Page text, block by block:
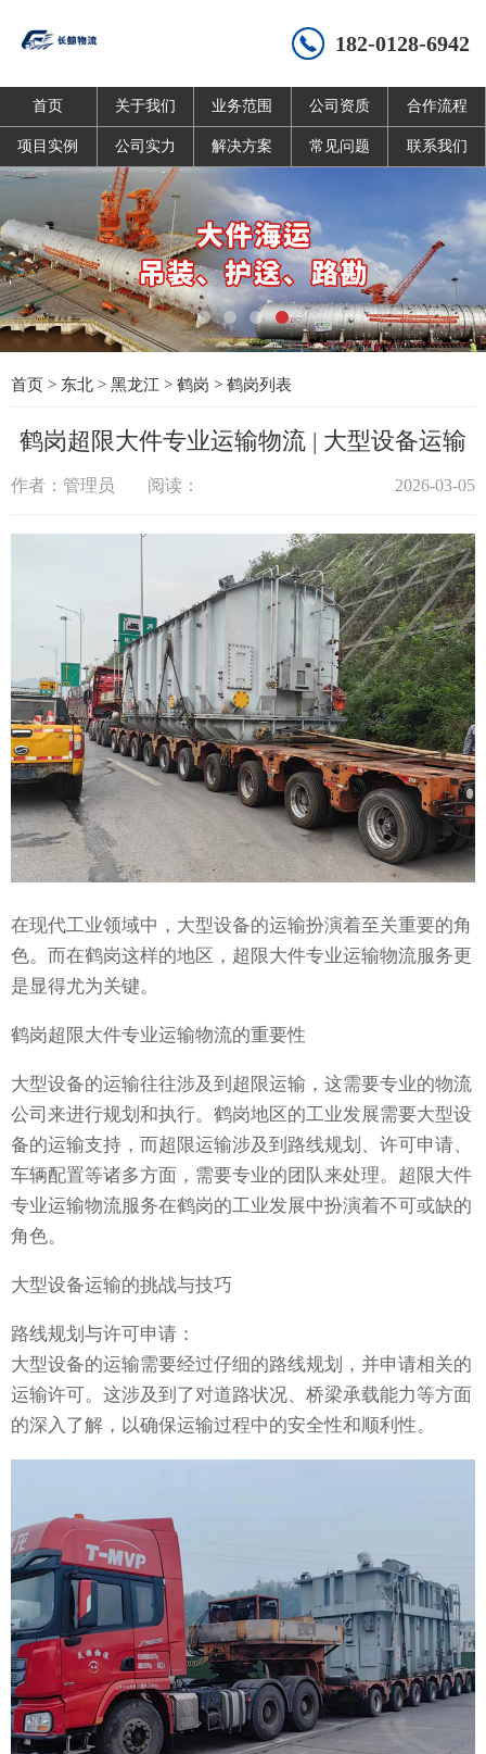
182-0128-6942
首页 关于我们 业务范围 公司资质 合作流程
项目实例 公司实力 解决方案 常见问题 联系我们
首页 > 东北 > 黑龙江 > 鹤岗 > 鹤岗列表
鹤岗超限大件专业运输物流 | 大型设备运输
作者：管理员 阅读： 2026-03-05
在现代工业领域中，大型设备的运输扮演着至关重要的角
色。而在鹤岗这样的地区，超限大件专业运输物流服务更
是显得尤为关键。
鹤岗超限大件专业运输物流的重要性
大型设备的运输往往涉及到超限运输，这需要专业的物流
公司来进行规划和执行。鹤岗地区的工业发展需要大型设
备的运输支持，而超限运输涉及到路线规划、许可申请、
车辆配置等诸多方面，需要专业的团队来处理。超限大件
专业运输物流服务在鹤岗的工业发展中扮演着不可或缺的
角色。
大型设备运输的挑战与技巧
路线规划与许可申请：
大型设备的运输需要经过仔细的路线规划，并申请相关的
运输许可。这涉及到了对道路状况、桥梁承载能力等方面
的深入了解，以确保运输过程中的安全性和顺利性。